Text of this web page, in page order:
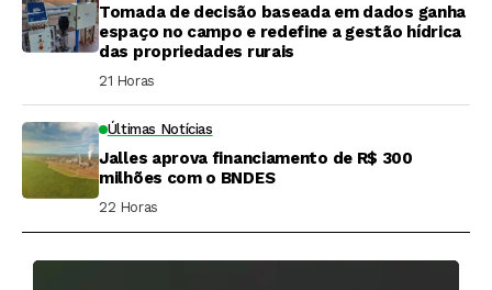
Tomada de decisão baseada em dados ganha
espaço no campo e redefine a gestão hídrica
das propriedades rurais
21 Horas ⁮
Últimas Notícias
Jalles aprova financiamento de R$ 300
milhões com o BNDES
22 Horas ⁮